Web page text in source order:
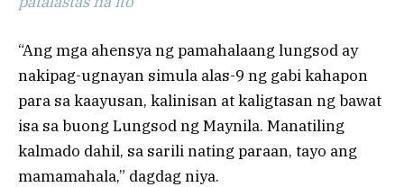
“Ang mga ahensya ng pamahalaang lungsod ay
nakipag-ugnayan simula alas-9 ng gabi kahapon
para sa kaayusan, kalinisan at kaligtasan ng bawat
isa sa buong Lungsod ng Maynila. Manatiling
kalmado dahil, sa sarili nating paraan, tayo ang
mamamahala,” dagdag niya.